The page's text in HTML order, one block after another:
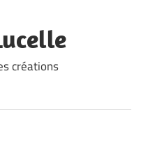
créations